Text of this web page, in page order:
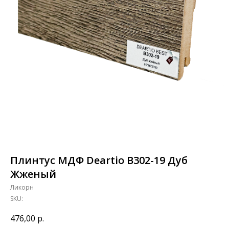
Плинтус МДФ Deartio B302-19 Дуб
Жженый
Ликорн
SKU:
476,00 р.